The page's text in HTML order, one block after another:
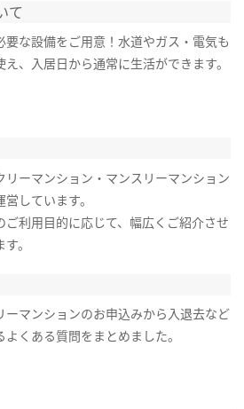
て
要な設備をご用意！水道やガス・電気も
え、入居日から通常に生活ができます。
リーマンション・マンスリーマンション
しています。
ご利用目的に応じて、幅広くご紹介させ
。
ーマンションのお申込みから入退去など
よくある質問をまとめました。